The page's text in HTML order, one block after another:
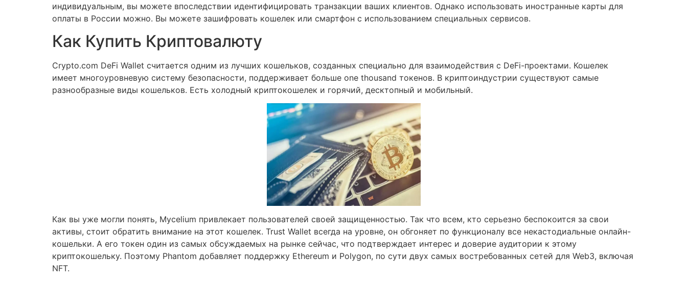
индивидуальным, вы можете впоследствии идентифицировать транзакции ваших клиентов. Однако использовать иностранные карты для
оплаты в России можно. Вы можете зашифровать кошелек или смартфон с использованием специальных сервисов.
Как Купить Криптовалюту
Crypto.com DeFi Wallet считается одним из лучших кошельков, созданных специально для взаимодействия с DeFi-проектами. Кошелек
имеет многоуровневую систему безопасности, поддерживает больше one thousand токенов. В криптоиндустрии существуют самые
разнообразные виды кошельков. Есть холодный криптокошелек и горячий, десктопный и мобильный.
Как вы уже могли понять, Mycelium привлекает пользователей своей защищенностью. Так что всем, кто серьезно беспокоится за свои
активы, стоит обратить внимание на этот кошелек. Trust Wallet всегда на уровне, он обгоняет по функционалу все некастодиальные онлайн-
кошельки. А его токен один из самых обсуждаемых на рынке сейчас, что подтверждает интерес и доверие аудитории к этому
криптокошельку. Поэтому Phantom добавляет поддержку Ethereum и Polygon, по сути двух самых востребованных сетей для Web3, включая
NFT.